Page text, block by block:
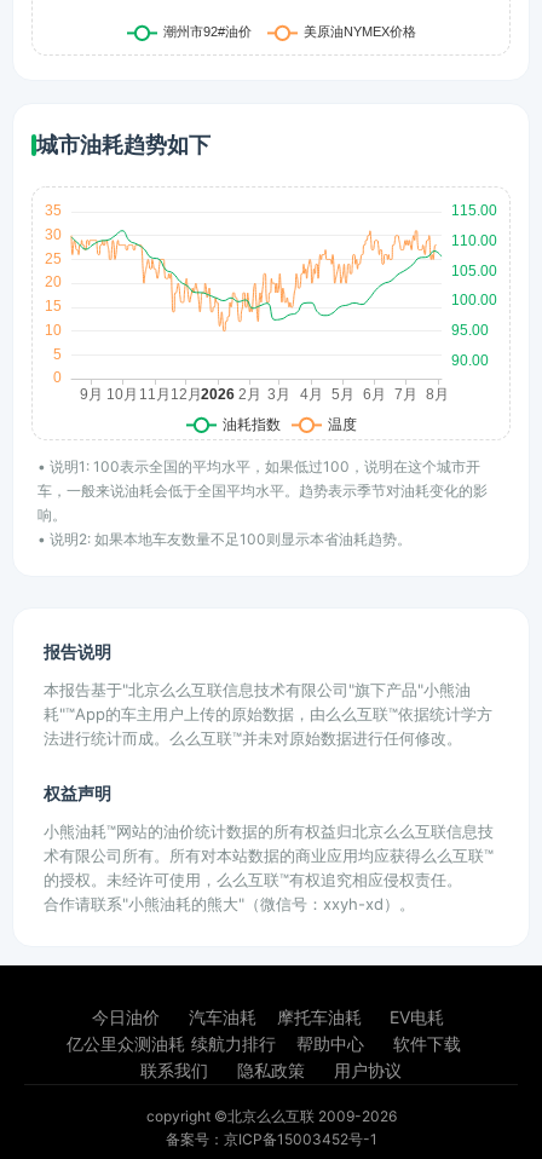
城市油耗趋势如下
• 说明1: 100表示全国的平均水平，如果低过100，说明在这个城市开
车，一般来说油耗会低于全国平均水平。趋势表示季节对油耗变化的影
响。
• 说明2: 如果本地车友数量不足100则显示本省油耗趋势。
报告说明
本报告基于"北京么么互联信息技术有限公司"旗下产品"小熊油
耗"™App的车主用户上传的原始数据，由么么互联™依据统计学方
法进行统计而成。么么互联™并未对原始数据进行任何修改。
权益声明
小熊油耗™网站的油价统计数据的所有权益归北京么么互联信息技
术有限公司所有。所有对本站数据的商业应用均应获得么么互联™
的授权。未经许可使用，么么互联™有权追究相应侵权责任。
合作请联系"小熊油耗的熊大"（微信号：xxyh-xd）。
今日油价 汽车油耗 摩托车油耗
EV电耗
亿公里众测油耗 续航力排行 帮助中心
软件下载
联系我们
隐私政策 用户协议
copyright ©北京么么互联 2009-2026
备案号：京ICP备15003452号-1